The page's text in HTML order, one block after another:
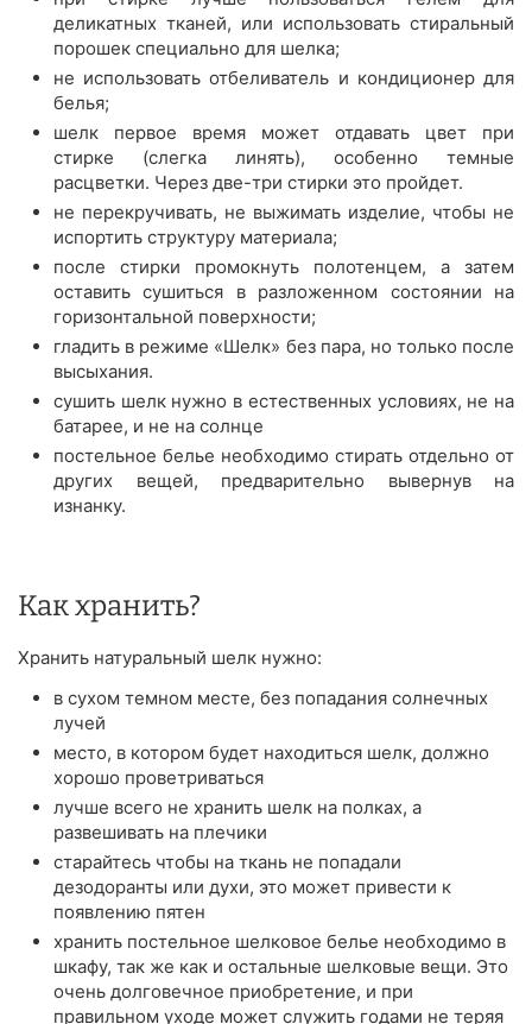
деликатных тканей, или использовать стиральный
порошек специально для шелка;
не использовать отбеливатель и кондиционер для
белья;
шелк первое время может отдавать цвет при
стирке (слегка линять), особенно темные
расцветки. Через две-три стирки это пройдет.
не перекручивать, не выжимать изделие, чтобы не
испортить структуру материала;
после стирки промокнуть полотенцем, а затем
оставить сушиться в разложенном состоянии на
горизонтальной поверхности;
гладить в режиме «Шелк» без пара, но только после
высыхания.
сушить шелк нужно в естественных условиях, не на
батарее, и не на солнце
постельное белье необходимо стирать отдельно от
других вещей, предварительно вывернув на
изнанку.
Как хранить?
Хранить натуральный шелк нужно:
в сухом темном месте, без попадания солнечных
лучей
место, в котором будет находиться шелк, должно
хорошо проветриваться
лучше всего не хранить шелк на полках, а
развешивать на плечики
старайтесь чтобы на ткань не попадали
дезодоранты или духи, это может привести к
появлению пятен
хранить постельное шелковое белье необходимо в
шкафу, так же как и остальные шелковые вещи. Это
очень долговечное приобретение, и при
правильном уходе может служить годами не теряя